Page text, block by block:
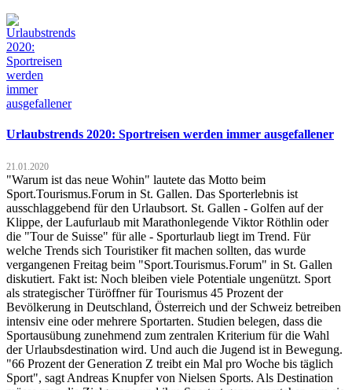
Urlaubstrends 2020: Sportreisen werden immer ausgefallener
21.01.2020
"Warum ist das neue Wohin" lautete das Motto beim
Sport.Tourismus.Forum in St. Gallen. Das Sporterlebnis ist
ausschlaggebend für den Urlaubsort. St. Gallen - Golfen auf der
Klippe, der Laufurlaub mit Marathonlegende Viktor Röthlin oder
die "Tour de Suisse" für alle - Sporturlaub liegt im Trend. Für
welche Trends sich Touristiker fit machen sollten, das wurde
vergangenen Freitag beim "Sport.Tourismus.Forum" in St. Gallen
diskutiert. Fakt ist: Noch bleiben viele Potentiale ungenützt. Sport
als strategischer Türöffner für Tourismus 45 Prozent der
Bevölkerung in Deutschland, Österreich und der Schweiz betreiben
intensiv eine oder mehrere Sportarten. Studien belegen, dass die
Sportausübung zunehmend zum zentralen Kriterium für die Wahl
der Urlaubsdestination wird. Und auch die Jugend ist in Bewegung.
"66 Prozent der Generation Z treibt ein Mal pro Woche bis täglich
Sport", sagt Andreas Knupfer von Nielsen Sports. Als Destination